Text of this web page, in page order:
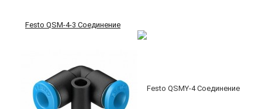
Festo QSM-4-3 Соединение